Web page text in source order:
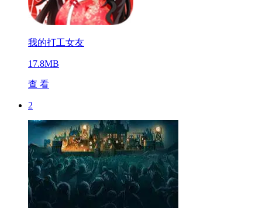
我的打工女友
17.8MB
查 看
2